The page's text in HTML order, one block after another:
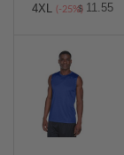
4XL (-25%)
$ 11.55